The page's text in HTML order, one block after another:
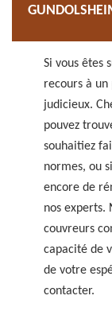
Si vous êtes
recours à
judicieux.
pouvez
souhaitiez
normes, ou
encore de
nos experts.
couvreurs
capacité de
de votre
contacter.